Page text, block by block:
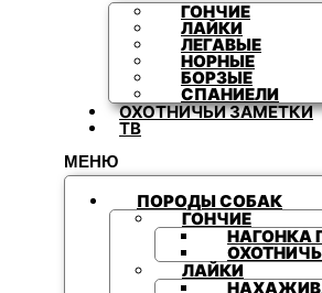
ГОНЧИЕ
ЛАЙКИ
ЛЕГАВЫЕ
НОРНЫЕ
БОРЗЫЕ
СПАНИЕЛИ
ОХОТНИЧЬИ ЗАМЕТКИ
ТВ
МЕНЮ
ПОРОДЫ СОБАК
ГОНЧИЕ
НАГОНКА
ЛАЙКИ